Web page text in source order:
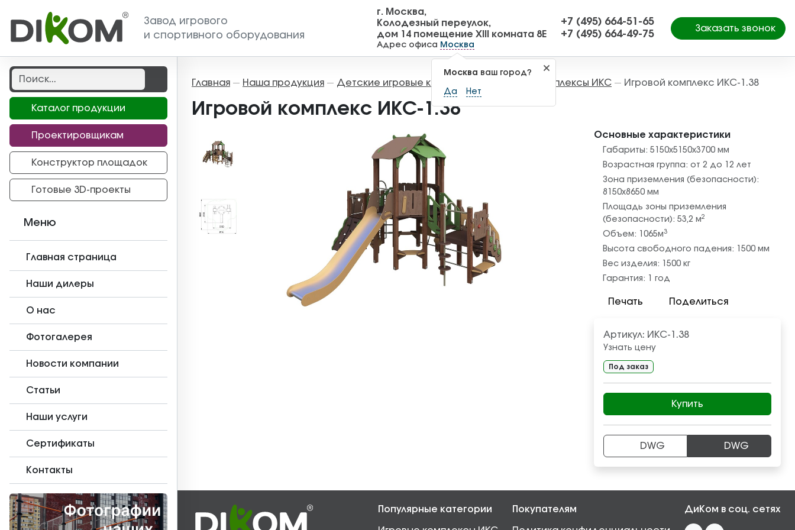
Завод игрового
и спортивного оборудования
г. Москва,
Колодезный переулок,
дом 14 помещение XIII комната 8Е
Адрес офиса Москва
Москва ваш город?
Да Нет
+7 (495) 664-51-65
+7 (495) 664-49-75
Заказать звонок
Каталог продукции
Проектировщикам
Конструктор площадок
Готовые 3D-проекты
Меню
Главная страница
Наши дилеры
О нас
Фотогалерея
Новости компании
Статьи
Наши услуги
Сертификаты
Контакты
Главная — Наша продукция — Детские игровые комплексы Игровые комплексы ИКС — Игровой комплекс ИКС-1.38
Игровой комплекс ИКС-1.38
Основные характеристики
Габариты: 5150х5150х3700 мм
Возрастная группа: от 2 до 12 лет
Зона приземления (безопасности):
8150х8650 мм
Площадь зоны приземления
(безопасности): 53,2 м2
Объем: 1065м3
Высота свободного падения: 1500мм
Вес изделия:
1500 кг
Гарантия:
1 год
Печать Поделиться
Артикул: ИКС-1.38
Узнать цену
Под заказ
Купить
DWG DWG
Популярные категории Покупателям ДиКом в соц. сетях